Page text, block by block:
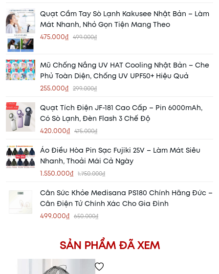
Quạt Cầm Tay Sò Lạnh Kakusee Nhật Bản – Làm
Mát Nhanh, Nhỏ Gọn Tiện Mang Theo
475.000₫ 499.000₫
Mũ Chống Nắng UV HAT Cooling Nhật Bản – Che
Phủ Toàn Diện, Chống UV UPF50+ Hiệu Quả
255.000₫ 299.000₫
Quạt Tích Điện JF-181 Cao Cấp – Pin 6000mAh,
Có Sò Lạnh, Đèn Flash 3 Chế Độ
420.000₫ 475.000₫
Áo Điều Hòa Pin Sạc Fujiki 25V – Làm Mát Siêu
Nhanh, Thoải Mái Cả Ngày
1.550.000₫ 1.750.000₫
Cân Sức Khỏe Medisana PS180 Chính Hãng Đức –
Cân Điện Tử Chính Xác Cho Gia Đình
499.000₫ 650.000₫
SẢN PHẨM ĐÃ XEM